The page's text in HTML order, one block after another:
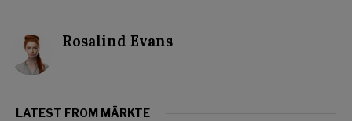
Rosalind Evans
LATEST FROM MÄRKTE